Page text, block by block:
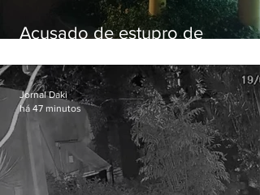
Acusado de estupro de
Jornal Daki
há 47 minutos